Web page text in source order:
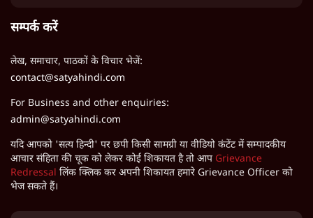
सम्पर्क करें
लेख, समाचार, पाठकों के विचार भेजें:
contact@satyahindi.com
For Business and other enquiries:
admin@satyahindi.com
यदि आपको 'सत्य हिन्दी' पर छपी किसी सामग्री या वीडियो कंटेंट में सम्पादकीय
आचार संहिता की चूक को लेकर कोई शिकायत है तो आप Grievance
Redressal लिंक क्लिक कर अपनी शिकायत हमारे Grievance Officer को
भेज सकते हैं।